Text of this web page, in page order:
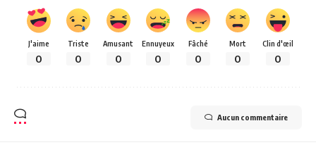
J'aime
0
Triste
0
Amusant
0
Ennuyeux
0
Fâché
0
Mort
0
Clin d'œil
0
Aucun commentaire